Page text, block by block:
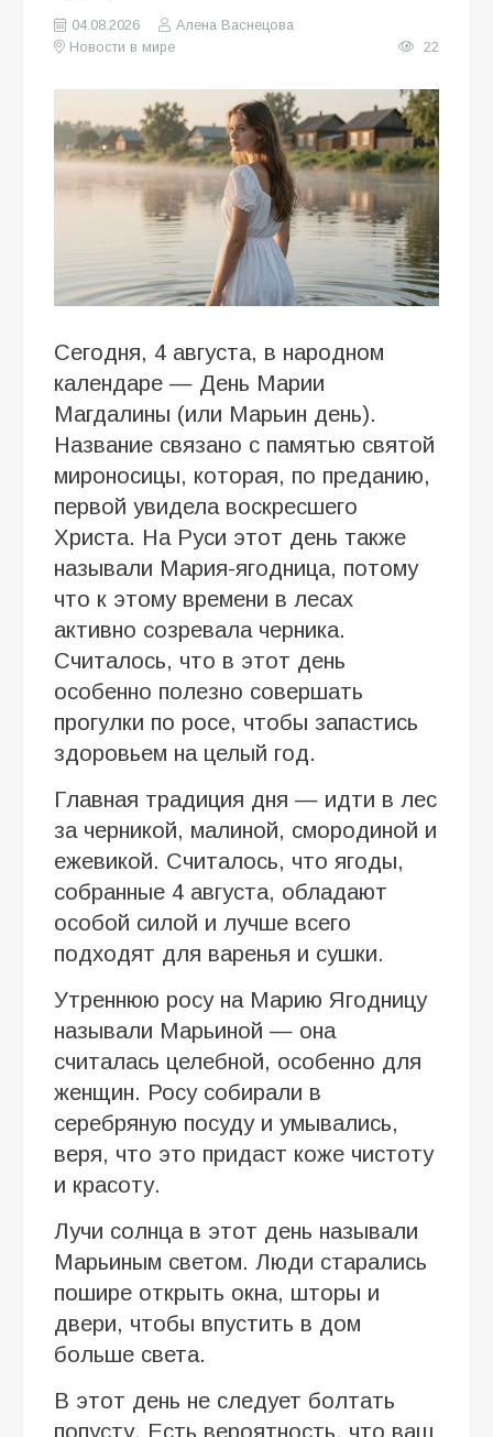
04.08.2026
Алена Васнецова
Новости в мире
22
Сегодня, 4 августа, в народном
календаре — День Марии
Магдалины (или Марьин день).
Название связано с памятью святой
мироносицы, которая, по преданию,
первой увидела воскресшего
Христа. На Руси этот день также
называли Мария-ягодница, потому
что к этому времени в лесах
активно созревала черника.
Считалось, что в этот день
особенно полезно совершать
прогулки по росе, чтобы запастись
здоровьем на целый год.
Главная традиция дня — идти в лес
за черникой, малиной, смородиной и
ежевикой. Считалось, что ягоды,
собранные 4 августа, обладают
особой силой и лучше всего
подходят для варенья и сушки.
Утреннюю росу на Марию Ягодницу
называли Марьиной — она
считалась целебной, особенно для
женщин. Росу собирали в
серебряную посуду и умывались,
веря, что это придаст коже чистоту
и красоту.
Лучи солнца в этот день называли
Марьиным светом. Люди старались
пошире открыть окна, шторы и
двери, чтобы впустить в дом
больше света.
В этот день не следует болтать
попусту. Есть вероятность, что ваш